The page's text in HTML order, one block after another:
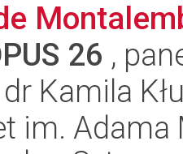
26 ,
Kamila
im.